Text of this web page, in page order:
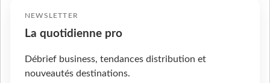
NEWSLETTER
La quotidienne pro
Débrief business, tendances distribution et
nouveautés destinations.